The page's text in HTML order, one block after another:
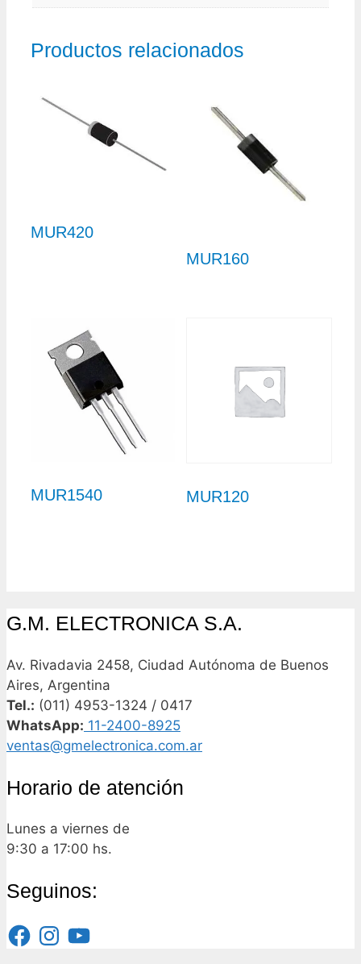
Productos relacionados
MUR420
MUR160
MUR1540 MUR120
G.M. ELECTRONICA S.A.
Av. Rivadavia 2458, Ciudad Autónoma de Buenos
Aires, Argentina
Tel.: (011) 4953-1324 / 0417
WhatsApp: 11-2400-8925
ventas@gmelectronica.com.ar
Horario de atención
Lunes a viernes de
9:30 a 17:00 hs.
Seguinos:
Facebook
InstagramYouTube